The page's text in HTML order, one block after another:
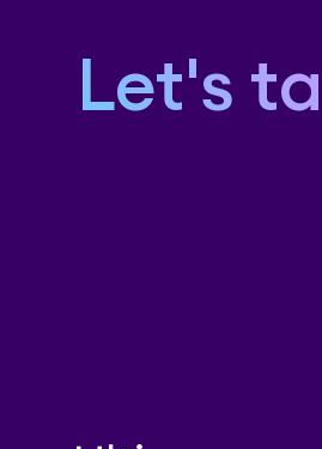
Let's